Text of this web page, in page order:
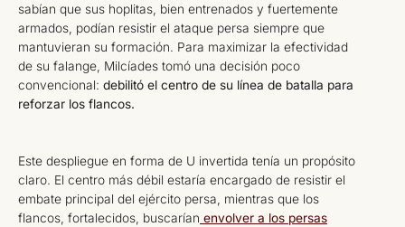
sabían que sus hoplitas, bien entrenados y fuertemente
armados, podían resistir el ataque persa siempre que
mantuvieran su formación. Para maximizar la efectividad
de su falange, Milcíades tomó una decisión poco
convencional: debilitó el centro de su línea de batalla para
reforzar los flancos.
Este despliegue en forma de U invertida tenía un propósito
claro. El centro más débil estaría encargado de resistir el
embate principal del ejército persa, mientras que los
flancos, fortalecidos, buscarían envolver a los persas